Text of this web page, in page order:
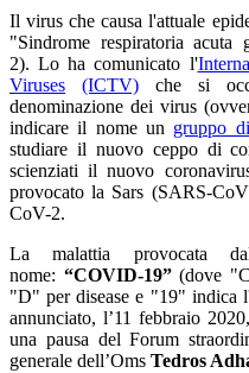
Il virus che causa l'attuale
"Sindrome respiratoria
2). Lo ha comunicato l'
Viruses
(ICTV)che si
denominazione dei virus
indicare il nome un gruppo
studiare il nuovo ceppo di
scienziati il nuovo
provocato la Sars (SARS-
CoV-2.
La malattia provocata
nome: “COVID-19”(dove
"D" per disease e "19" indica
annunciato, l’11 febbraio
una pausa del Forum
generale dell’Oms Tedros